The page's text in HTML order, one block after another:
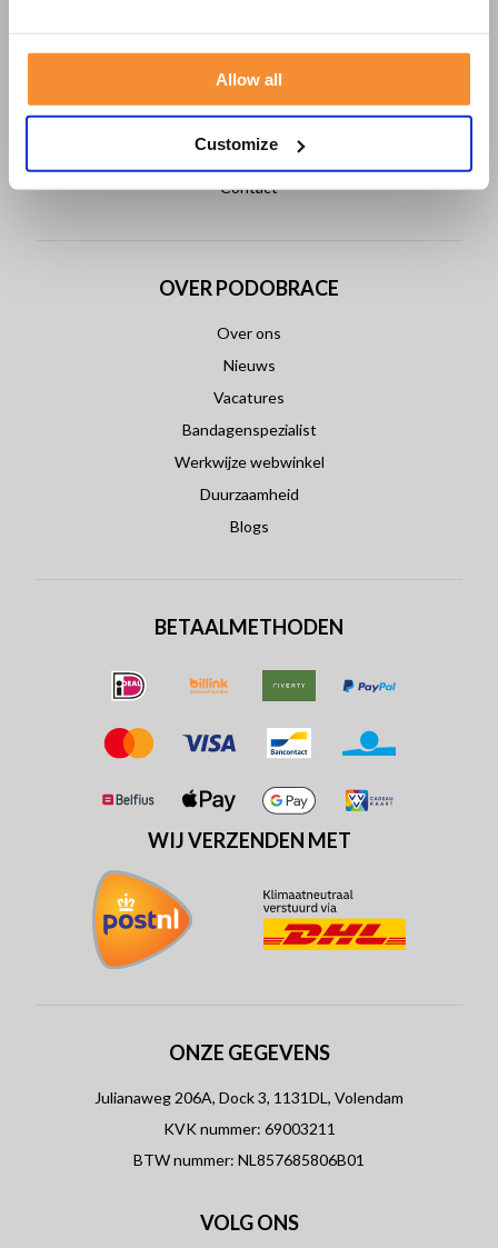
Allow all
Customize
Klantenservice
Betaling & Levering
Retourneren / Ruilen
Login partners
Contact
OVER PODOBRACE
Over ons
Nieuws
Vacatures
Bandagenspezialist
Werkwijze webwinkel
Duurzaamheid
Blogs
BETAALMETHODEN
WIJ VERZENDEN MET
ONZE GEGEVENS
Julianaweg 206A, Dock 3, 1131DL, Volendam
KVK nummer: 69003211
BTW nummer: NL857685806B01
VOLG ONS